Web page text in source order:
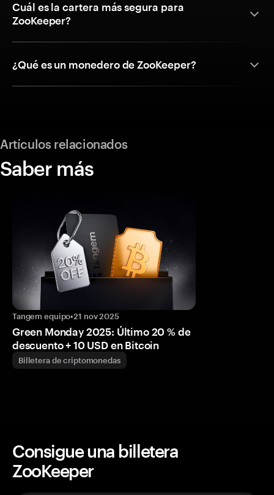
Cuál es la cartera más segura para
ZooKeeper?
¿Qué es un monedero de ZooKeeper?
Artículos relacionados
Saber más
Tangem equipo•21 nov 2025
Green Monday 2025: Último 20 % de
descuento + 10 USD en Bitcoin
Billetera de criptomonedas
Consigue una billetera
ZooKeeper